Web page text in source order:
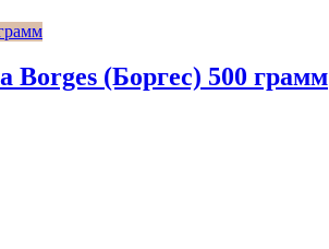
Borges (Боргес) 500 грамм